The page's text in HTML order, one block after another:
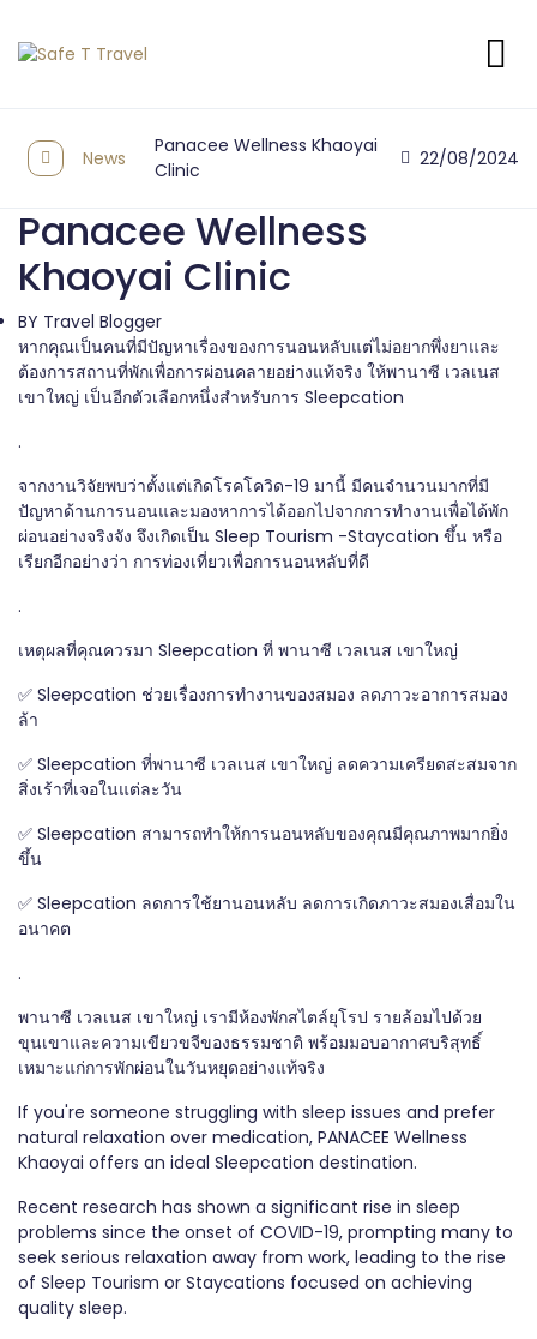
News
Panacee Wellness Khaoyai
Clinic
22/08/2024
Panacee Wellness
Khaoyai Clinic
BY Travel Blogger
หากคุณเป็นคนที่มีปัญหาเรื่องของการนอนหลับแต่ไม่อยากพึ่งยาและ
ต้องการสถานที่พักเพื่อการผ่อนคลายอย่างแท้จริง ให้พานาซี เวลเนส
เขาใหญ่ เป็นอีกตัวเลือกหนึ่งสำหรับการ Sleepcation
.
จากงานวิจัยพบว่าตั้งแต่เกิดโรคโควิด-19 มานี้ มีคนจำนวนมากที่มี
ปัญหาด้านการนอนและมองหาการได้ออกไปจากการทำงานเพื่อได้พัก
ผ่อนอย่างจริงจัง จึงเกิดเป็น Sleep Tourism -Staycation ขึ้น หรือ
เรียกอีกอย่างว่า การท่องเที่ยวเพื่อการนอนหลับที่ดี
.
เหตุผลที่คุณควรมา Sleepcation ที่ พานาซี เวลเนส เขาใหญ่
✅ Sleepcation ช่วยเรื่องการทำงานของสมอง ลดภาวะอาการสมอง
ล้า
✅ Sleepcation ที่พานาซี เวลเนส เขาใหญ่ ลดความเครียดสะสมจาก
สิ่งเร้าที่เจอในแต่ละวัน
✅ Sleepcation สามารถทำให้การนอนหลับของคุณมีคุณภาพมากยิ่ง
ขึ้น
✅ Sleepcation ลดการใช้ยานอนหลับ ลดการเกิดภาวะสมองเสื่อมใน
อนาคต
.
พานาซี เวลเนส เขาใหญ่ เรามีห้องพักสไตล์ยุโรป รายล้อมไปด้วย
ขุนเขาและความเขียวขจีของธรรมชาติ พร้อมมอบอากาศบริสุทธิ์
เหมาะแก่การพักผ่อนในวันหยุดอย่างแท้จริง
If you're someone struggling with sleep issues and prefer
natural relaxation over medication, PANACEE Wellness
Khaoyai offers an ideal Sleepcation destination.
Recent research has shown a significant rise in sleep
problems since the onset of COVID-19, prompting many to
seek serious relaxation away from work, leading to the rise
of Sleep Tourism or Staycations focused on achieving
quality sleep.